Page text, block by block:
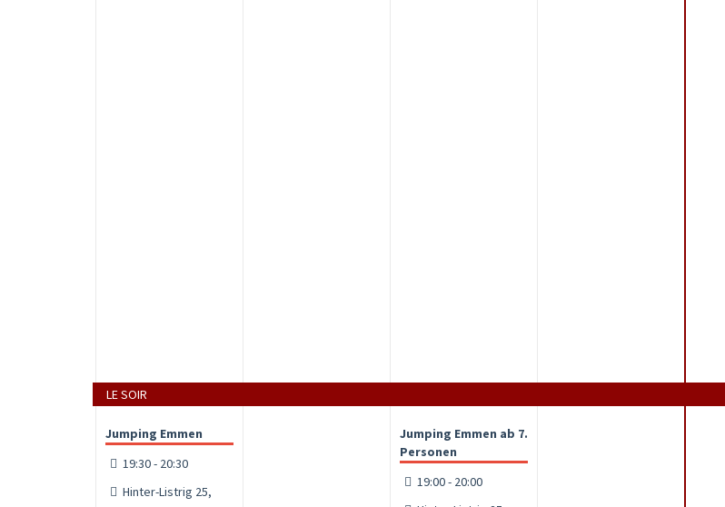
LE SOIR
Jumping Emmen
19:30 - 20:30
Hinter-Listrig 25,
Jumping Emmen ab 7.
Personen
19:00 - 20:00